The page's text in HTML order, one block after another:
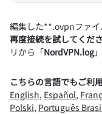
編集した**.ovpnファイ
再度接続を試してくだ
リから「NordVPN.log
こちらの言語でもご利
English, Español,
Polski, Português